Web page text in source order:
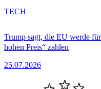
Trump sagt, die EU werde
hohen Preis“ zahlen
25.07.2026
TECH